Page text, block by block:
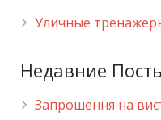
Уличные
Недавние
Запрошення на